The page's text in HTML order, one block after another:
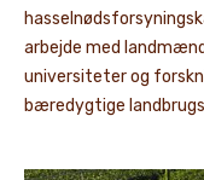
arbejde med
universiteter og
bæredygtige